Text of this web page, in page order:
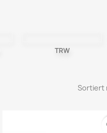
TRW
Sortiert